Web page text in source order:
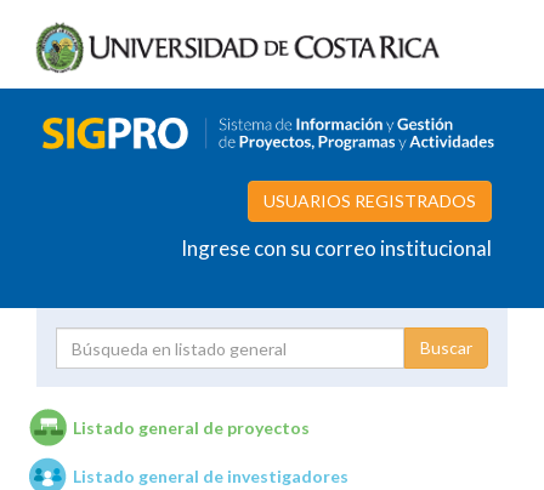
USUARIOS REGISTRADOS
Ingrese con su correo institucional
Unidades de investigación
Listado general de proyectos
Listado general de investigadores